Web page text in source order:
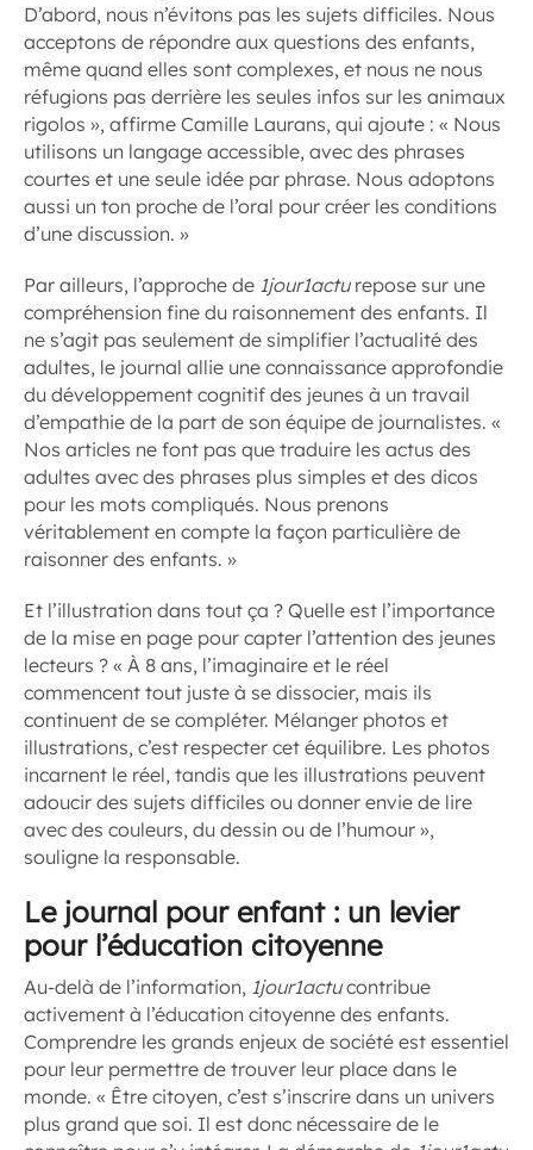
D’abord, nous n’évitons pas les sujets difficiles. Nous
acceptons de répondre aux questions des enfants,
même quand elles sont complexes, et nous ne nous
réfugions pas derrière les seules infos sur les animaux
rigolos », affirme Camille Laurans, qui ajoute : « Nous
utilisons un langage accessible, avec des phrases
courtes et une seule idée par phrase. Nous adoptons
aussi un ton proche de l’oral pour créer les conditions
d’une discussion. »
Par ailleurs, l’approche de 1jour1acturepose sur une
compréhension fine du raisonnement des enfants. Il
ne s’agit pas seulement de simplifier l’actualité des
adultes, le journal allie une connaissance approfondie
du développement cognitif des jeunes à un travail
d’empathie de la part de son équipe de journalistes. «
Nos articles ne font pas que traduire les actus des
adultes avec des phrases plus simples et des dicos
pour les mots compliqués. Nous prenons
véritablement en compte la façon particulière de
raisonner des enfants. »
Et l’illustration dans tout ça ? Quelle est l’importance
de la mise en page pour capter l’attention des jeunes
lecteurs ? « À 8 ans, l’imaginaire et le réel
commencent tout juste à se dissocier, mais ils
continuent de se compléter. Mélanger photos et
illustrations, c’est respecter cet équilibre. Les photos
incarnent le réel, tandis que les illustrations peuvent
adoucir des sujets difficiles ou donner envie de lire
avec des couleurs, du dessin ou de l’humour »,
souligne la responsable.
Le journal pour enfant : un levier
pour l’éducation citoyenne
Au-delà de l’information, 1jour1actucontribue
activement à l’éducation citoyenne des enfants.
Comprendre les grands enjeux de société est essentiel
pour leur permettre de trouver leur place dans le
monde. « Être citoyen, c’est s’inscrire dans un univers
plus grand que soi. Il est donc nécessaire de le